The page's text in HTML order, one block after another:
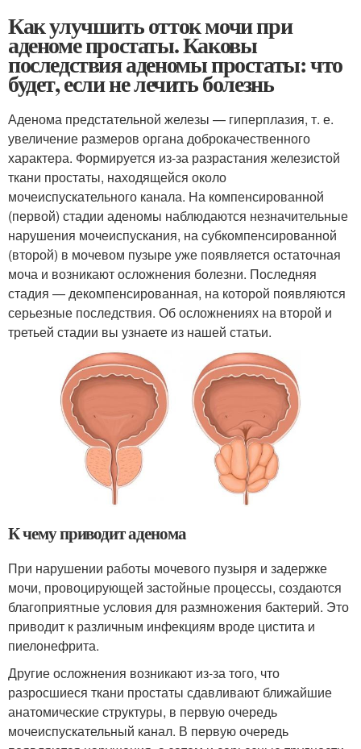
Как улучшить отток мочи при
аденоме простаты. Каковы
последствия аденомы простаты: что
будет, если не лечить болезнь
Аденома предстательной железы — гиперплазия, т. е.
увеличение размеров органа доброкачественного
характера. Формируется из-за разрастания железистой
ткани простаты, находящейся около
мочеиспускательного канала. На компенсированной
(первой) стадии аденомы наблюдаются незначительные
нарушения мочеиспускания, на субкомпенсированной
(второй) в мочевом пузыре уже появляется остаточная
моча и возникают осложнения болезни. Последняя
стадия — декомпенсированная, на которой появляются
серьезные последствия. Об осложнениях на второй и
третьей стадии вы узнаете из нашей статьи.
К чему приводит аденома
При нарушении работы мочевого пузыря и задержке
мочи, провоцирующей застойные процессы, создаются
благоприятные условия для размножения бактерий. Это
приводит к различным инфекциям вроде цистита и
пиелонефрита.
Другие осложнения возникают из-за того, что
разросшиеся ткани простаты сдавливают ближайшие
анатомические структуры, в первую очередь
мочеиспускательный канал. В первую очередь